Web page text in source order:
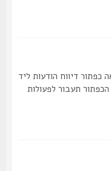
דיווח הודעות ליד
תעבור לפעולות